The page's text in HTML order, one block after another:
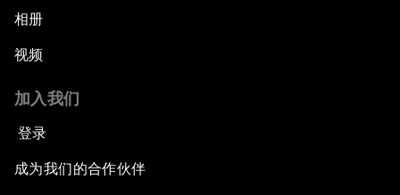
相册
视频
加入我们
登录
成为我们的合作伙伴